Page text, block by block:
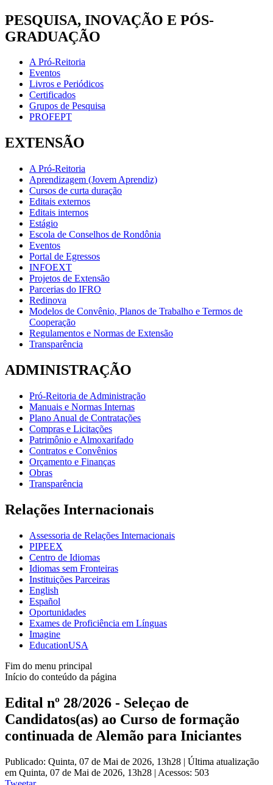
PESQUISA, INOVAÇÃO E PÓS-
GRADUAÇÃO
A Pró-Reitoria
Eventos
Livros e Periódicos
Certificados
Grupos de Pesquisa
PROFEPT
EXTENSÃO
A Pró-Reitoria
Aprendizagem (Jovem Aprendiz)
Cursos de curta duração
Editais externos
Editais internos
Estágio
Escola de Conselhos de Rondônia
Eventos
Portal de Egressos
INFOEXT
Projetos de Extensão
Parcerias do IFRO
Redinova
Modelos de Convênio, Planos de Trabalho e Termos de
Cooperação
Regulamentos e Normas de Extensão
Transparência
ADMINISTRAÇÃO
Pró-Reitoria de Administração
Manuais e Normas Internas
Plano Anual de Contratações
Compras e Licitações
Patrimônio e Almoxarifado
Contratos e Convênios
Orçamento e Finanças
Obras
Transparência
Relações Internacionais
Assessoria de Relações Internacionais
PIPEEX
Centro de Idiomas
Idiomas sem Fronteiras
Instituições Parceiras
English
Español
Oportunidades
Exames de Proficiência em Línguas
Imagine
EducationUSA
Fim do menu principal
Início do conteúdo da página
Edital nº 28/2026 - Seleçao de
Candidatos(as) ao Curso de formação
continuada de Alemão para Iniciantes
Publicado: Quinta, 07 de Mai de 2026, 13h28 | Última atualização
em Quinta, 07 de Mai de 2026, 13h28 | Acessos: 503